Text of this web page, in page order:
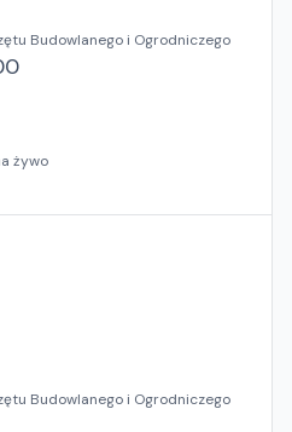
Budowlanego i Ogrodniczego
żywo
Budowlanego i Ogrodniczego